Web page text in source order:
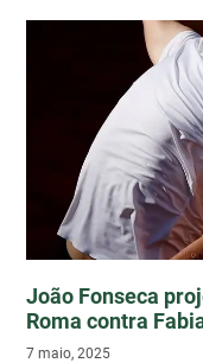
João Fonseca
Roma contra
7 maio, 2025